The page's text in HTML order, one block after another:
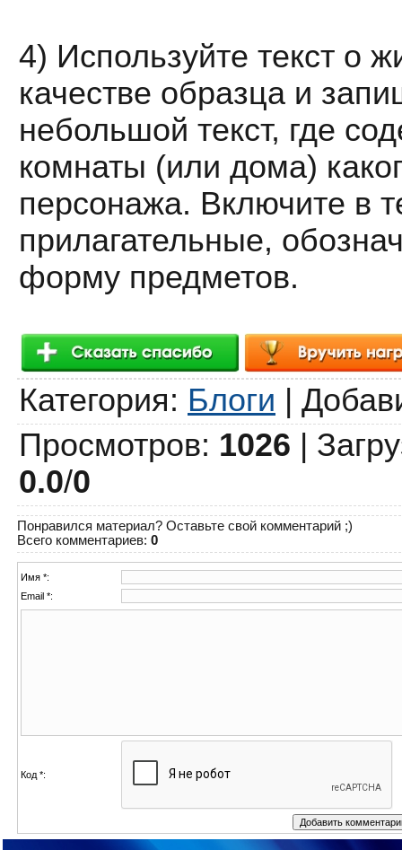
4) Используйте текст о
качестве образца и
небольшой текст, где
комнаты (или дома)
персонажа. Включите в
прилагательные,
форму предметов.
Категория: Блоги |
Просмотров: 1026 |
0.0/0
Понравился материал? Оставьте свой комментарий ;)
Всего комментариев: 0
Имя *:
Email *:
Код *: